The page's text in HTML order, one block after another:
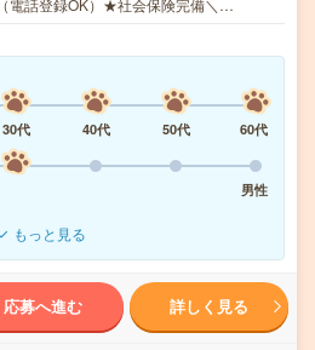
電話登録OK）★社会保険完備＼…
30代 40代 50代
60代
男性
もっと見る
応募へ進む 詳しく見る